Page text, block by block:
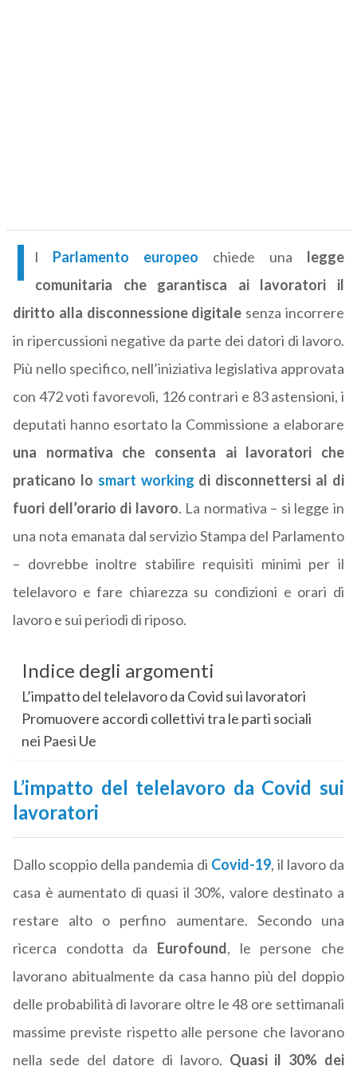
I l Parlamento europeo chiede una legge
comunitaria che garantisca ai lavoratori il
diritto alla disconnessione digitale senza incorrere
in ripercussioni negative da parte dei datori di lavoro.
Più nello specifico, nell’iniziativa legislativa approvata
con 472 voti favorevoli, 126 contrari e 83 astensioni, i
deputati hanno esortato la Commissione a elaborare
una normativa che consenta ai lavoratori che
praticano lo smart working di disconnettersi al di
fuori dell’orario di lavoro. La normativa – si legge in
una nota emanata dal servizio Stampa del Parlamento
– dovrebbe inoltre stabilire requisiti minimi per il
telelavoro e fare chiarezza su condizioni e orari di
lavoro e sui periodi di riposo.
Indice degli argomenti
L’impatto del telelavoro da Covid sui lavoratori
Promuovere accordi collettivi tra le parti sociali
nei Paesi Ue
L’impatto del telelavoro da Covid sui
lavoratori
Dallo scoppio della pandemia di Covid-19, il lavoro da
casa è aumentato di quasi il 30%, valore destinato a
restare alto o perfino aumentare. Secondo una
ricerca condotta da Eurofound, le persone che
lavorano abitualmente da casa hanno più del doppio
delle probabilità di lavorare oltre le 48 ore settimanali
massime previste rispetto alle persone che lavorano
nella sede del datore di lavoro. Quasi il 30% dei